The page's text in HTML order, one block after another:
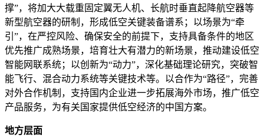
撑”，将加大大载重固定翼无人机、长航时垂直起降航空器等
新型航空器的研制，形成低空关键装备谱系；以场景为“牵
引”，在严控风险、确保安全的前提下，支持具备条件的地区
优先推广成熟场景，培育壮大有潜力的新场景，推动建设低空
智能网联系统；以创新为“动力”，深化基础理论研究，突破智
能飞行、混合动力系统等关键技术等。以合作为“路径”，完善
对外合作机制，支持国内企业进一步拓展海外市场，推广低空
产品服务，为有关国家提供低空经济的中国方案。
地方层面